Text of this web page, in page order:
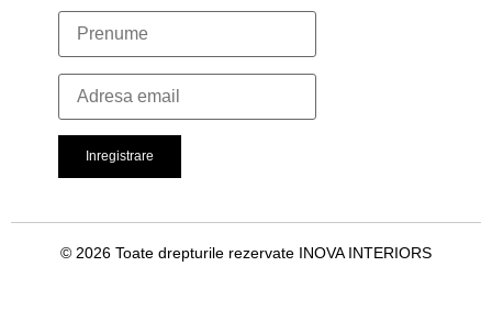
© 2026 Toate drepturile rezervate INOVA INTERIORS